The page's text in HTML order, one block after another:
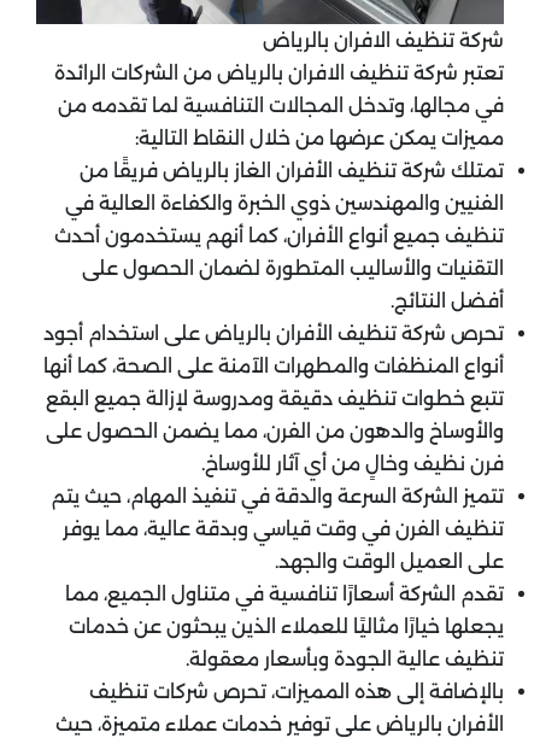
شركة تنظيف الافران بالرياض
تعتبر شركة تنظيف الافران بالرياض من الشركات الرائدة
في مجالها، وتدخل المجالات التنافسية لما تقدمه من
مميزات يمكن عرضها من خلال النقاط التالية:
تمتلك شركة تنظيف الأفران الغاز بالرياض فريقًا من
الفنيين والمهندسين ذوي الخبرة والكفاءة العالية في
تنظيف جميع أنواع الأفران، كما أنهم يستخدمون أحدث
التقنيات والأساليب المتطورة لضمان الحصول على
أفضل النتائج.
تحرص شركة تنظيف الأفران بالرياض على استخدام أجود
أنواع المنظفات والمطهرات الآمنة على الصحة، كما أنها
تتبع خطوات تنظيف دقيقة ومدروسة لإزالة جميع البقع
والأوساخ والدهون من الفرن، مما يضمن الحصول على
فرن نظيف وخالٍ من أي آثار للأوساخ.
تتميز الشركة السرعة والدقة في تنفيذ المهام، حيث يتم
تنظيف الفرن في وقت قياسي وبدقة عالية، مما يوفر
على العميل الوقت والجهد.
تقدم الشركة أسعارًا تنافسية في متناول الجميع، مما
يجعلها خيارًا مثاليًا للعملاء الذين يبحثون عن خدمات
تنظيف عالية الجودة وبأسعار معقولة.
بالإضافة إلى هذه المميزات، تحرص شركات تنظيف
الأفران بالرياض على توفير خدمات عملاء متميزة، حيث